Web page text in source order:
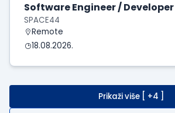
Software Engineer / Developer
SPACE44
Remote
18.08.2026.
Prikaži više [ +4 ]